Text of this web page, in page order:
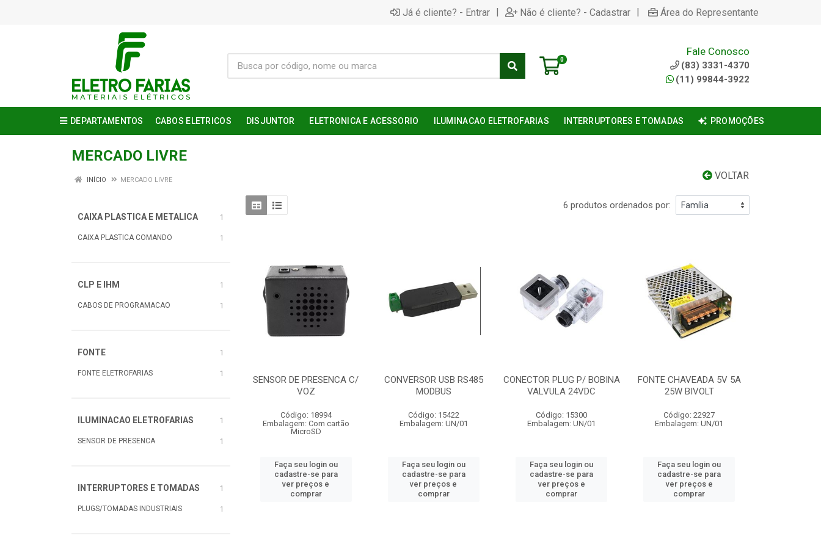
Já é cliente? - Entrar | Não é cliente? - Cadastrar | Área do Representante
0
Fale Conosco
(83) 3331-4370
(11) 99844-3922
DEPARTAMENTOS CABOS ELETRICOS DISJUNTOR ELETRONICA E ACESSORIO ILUMINACAO ELETROFARIAS INTERRUPTORES E TOMADAS PROMOÇÕES
MERCADO LIVRE
VOLTAR
INÍCIO MERCADO LIVRE
CAIXA PLASTICA E METALICA 1
CAIXA PLASTICA COMANDO 1
CLP E IHM 1
CABOS DE PROGRAMACAO 1
FONTE 1
FONTE ELETROFARIAS 1
ILUMINACAO ELETROFARIAS 1
SENSOR DE PRESENCA 1
INTERRUPTORES E TOMADAS 1
PLUGS/TOMADAS INDUSTRIAIS 1
6 produtos ordenados por:
SENSOR DE PRESENCA C/
VOZ
Código: 18994
Embalagem: Com cartão
MicroSD
Faça seu login ou
cadastre-se para
ver preços e
comprar
CONVERSOR USB RS485
MODBUS
Código: 15422
Embalagem: UN/01
Faça seu login ou
cadastre-se para
ver preços e
comprar
CONECTOR PLUG P/ BOBINA
VALVULA 24VDC
Código: 15300
Embalagem: UN/01
Faça seu login ou
cadastre-se para
ver preços e
comprar
FONTE CHAVEADA 5V 5A
25W BIVOLT
Código: 22927
Embalagem: UN/01
Faça seu login ou
cadastre-se para
ver preços e
comprar